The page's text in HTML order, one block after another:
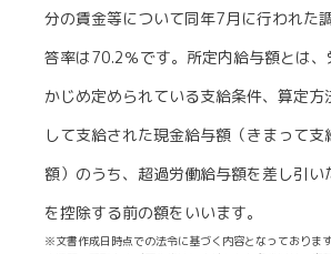
分の賃金等について同年7月に行われた
答率は70.2％です。所定内給与額とは、
かじめ定められている支給条件、算定方
して支給された現金給与額（きまって
額）のうち、超過労働給与額を差し引い
を控除する前の額をいいます。
※文書作成日時点での法令に基づく内容となっております